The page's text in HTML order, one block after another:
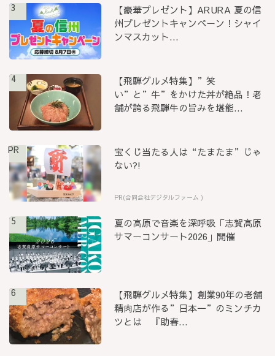
3
【豪華プレゼント】ARURA 夏の信
州プレゼントキャンペーン！シャイ
ンマスカット...
4
【飛騨グルメ特集】”笑
い”と”牛”をかけた丼が絶品！老
舗が誇る飛騨牛の旨みを堪能...
PR
宝くじ当たる人は“たまたま”じゃ
ない?!
PR(合同会社デジタルファーム )
5
夏の高原で音楽を深呼吸「志賀高原
サマーコンサート2026」開催
6
【飛騨グルメ特集】創業90年の老舗
精肉店が作る”日本一”のミンチカ
ツとは 『助春...